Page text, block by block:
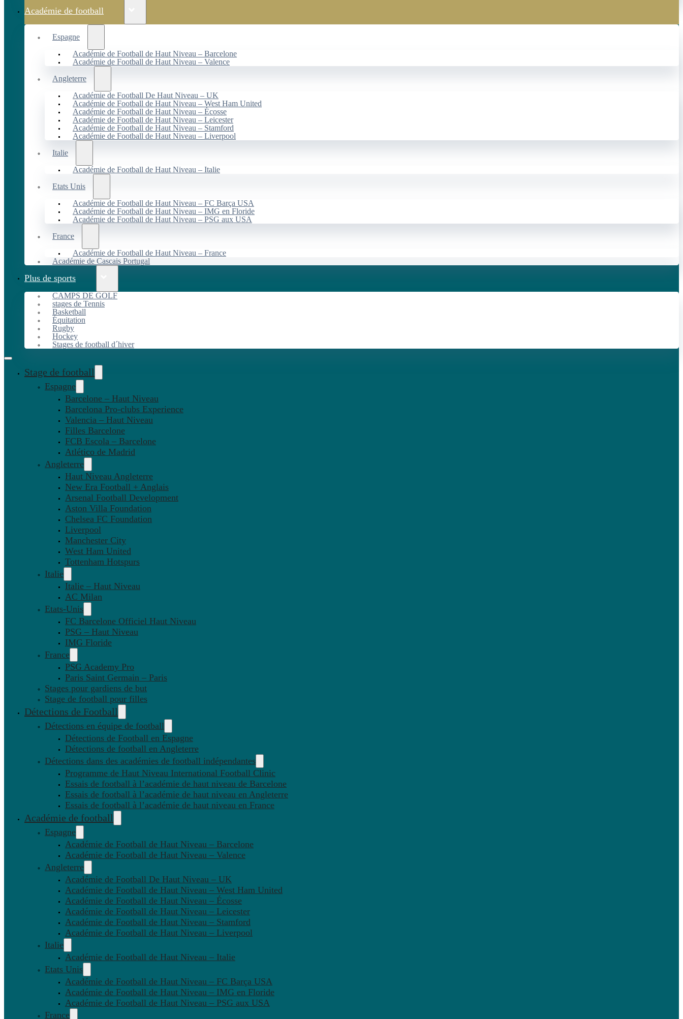
Académie de football
Espagne
Académie de Football de Haut Niveau – Barcelone
Académie de Football de Haut Niveau – Valence
Angleterre
Académie de Football De Haut Niveau – UK
Académie de Football de Haut Niveau – West Ham United
Académie de Football de Haut Niveau – Écosse
Académie de Football de Haut Niveau – Leicester
Académie de Football de Haut Niveau – Stamford
Académie de Football de Haut Niveau – Liverpool
Italie
Académie de Football de Haut Niveau – Italie
Etats Unis
Académie de Football de Haut Niveau – FC Barça USA
Académie de Football de Haut Niveau – IMG en Floride
Académie de Football de Haut Niveau – PSG aux USA
France
Académie de Football de Haut Niveau – France
Académie de Cascais Portugal
Plus de sports
CAMPS DE GOLF
stages de Tennis
Basketball
Équitation
Rugby
Hockey
Stages de football d´hiver
Stage de football
Espagne
Barcelone – Haut Niveau
Barcelona Pro-clubs Experience
Valencia – Haut Niveau
Filles Barcelone
FCB Escola – Barcelone
Atlético de Madrid
Angleterre
Haut Niveau Angleterre
New Era Football + Anglais
Arsenal Football Development
Aston Villa Foundation
Chelsea FC Foundation
Liverpool
Manchester City
West Ham United
Tottenham Hotspurs
Italie
Italie – Haut Niveau
AC Milan
Etats-Unis
FC Barcelone Officiel Haut Niveau
PSG – Haut Niveau
IMG Floride
France
PSG Academy Pro
Paris Saint Germain – Paris
Stages pour gardiens de but
Stage de football pour filles
Détections de Football
Détections en équipe de football
Détections de Football en Espagne
Détections de football en Angleterre
Détections dans des académies de football indépendantes
Programme de Haut Niveau International Football Clinic
Essais de football à l’académie de haut niveau de Barcelone
Essais de football à l’académie de haut niveau en Angleterre
Essais de football à l’académie de haut niveau en France
Académie de football
Espagne
Académie de Football de Haut Niveau – Barcelone
Académie de Football de Haut Niveau – Valence
Angleterre
Académie de Football De Haut Niveau – UK
Académie de Football de Haut Niveau – West Ham United
Académie de Football de Haut Niveau – Écosse
Académie de Football de Haut Niveau – Leicester
Académie de Football de Haut Niveau – Stamford
Académie de Football de Haut Niveau – Liverpool
Italie
Académie de Football de Haut Niveau – Italie
Etats Unis
Académie de Football de Haut Niveau – FC Barça USA
Académie de Football de Haut Niveau – IMG en Floride
Académie de Football de Haut Niveau – PSG aux USA
France